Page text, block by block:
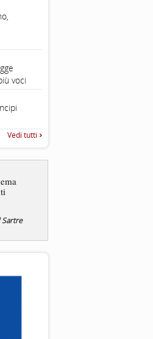
voci
Vedi tutti
Sartre